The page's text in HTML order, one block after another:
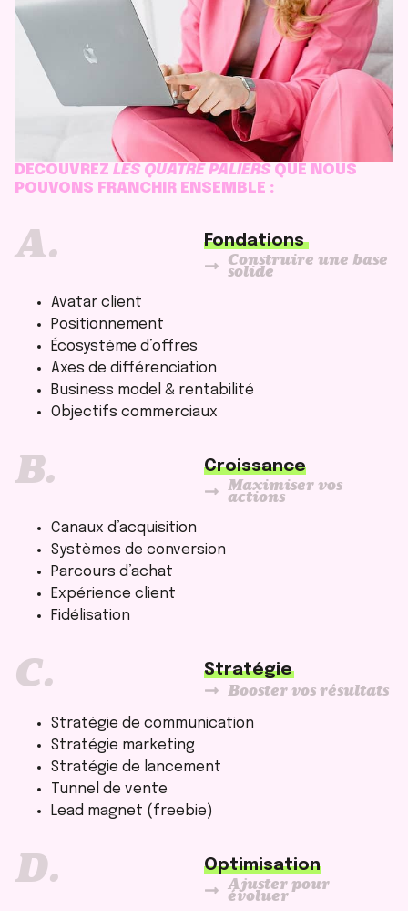
DÉCOUVREZ LES QUATRE PALIERS QUE NOUS
POUVONS FRANCHIR ENSEMBLE :
A. Fondations
Construire une base
solide
Avatar client
Positionnement
Écosystème d’offres
Axes de différenciation
Business model & rentabilité
Objectifs commerciaux
B. Croissance
Maximiser vos
actions
Canaux d’acquisition
Systèmes de conversion
Parcours d’achat
Expérience client
Fidélisation
C. Stratégie
Booster vos résultats
Stratégie de communication
Stratégie marketing
Stratégie de lancement
Tunnel de vente
Lead magnet (freebie)
D. Optimisation
Ajuster pour
évoluer